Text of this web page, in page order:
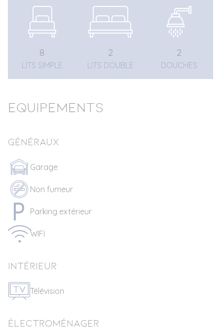
8
LITS SIMPLE
2
LITS DOUBLE
2
DOUCHES
Equipements
Généraux
Garage
Non fumeur
Parking extérieur
WIFI
Intérieur
Télévision
Électroménager